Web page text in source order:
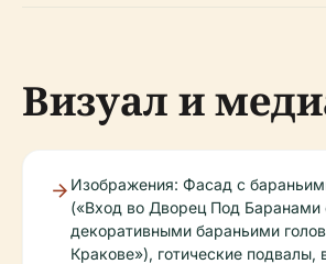
Визуал и
Изображения: Фасад с
(«Вход во Дворец Под Баранами
декоративными бараньими
Кракове»), готические подвалы,